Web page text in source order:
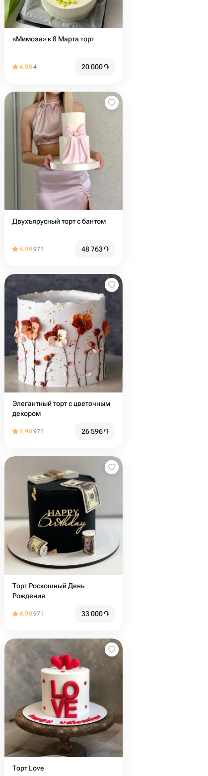
«Мимоза» к 8 Марта торт
4.504 20 000֏
Двухъярусный торт с бантом
4.90971 48 763֏
Элегантный торт с цветочным
декором
4.90971 26 596֏
Торт Роскошный День
Рождения
4.90971 33 000֏
Торт Love